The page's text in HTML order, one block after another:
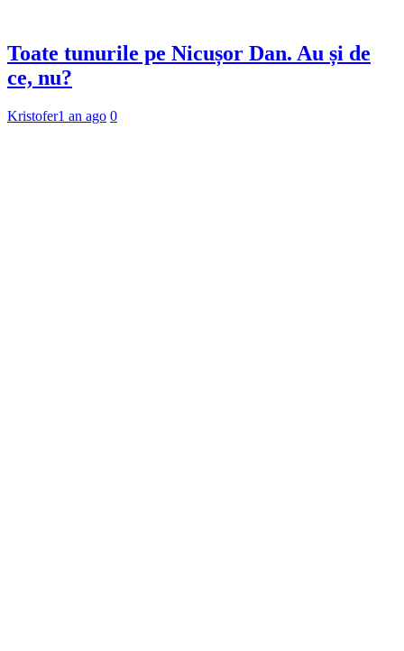
Toate tunurile pe Nicușor Dan. Au și de
ce, nu?
Kristofer1 an ago 0